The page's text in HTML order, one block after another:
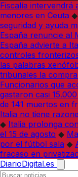
Fiscalía intervendrá
menores en Ceuta ◆
seguridad y ayuda
España renuncie al
España advierte a
controles
las palabras
tribunales la
Funcionarios que
gastaron casi
de 141 muertos en
Italia no tiene
◆ Italia prolonga
el 15 de agosto ◆
por el fútbol sala ◆
fracaso en
DiarioDigital.es